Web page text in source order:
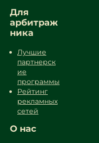
Для
арбитраж
ника
Лучшие
партнерск
ие
программы
Рейтинг
рекламных
сетей
О нас